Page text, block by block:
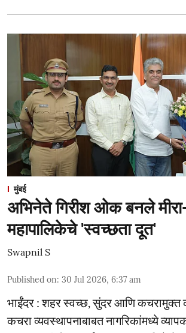
मुंबई
अभिनेते गिरीश ओक बनले
महापालिकेचे 'स्वच्छता दूत'
Swapnil S
Published on: 30 Jul 2026, 6:37 am
भाईंंदर : शहर स्वच्छ, सुंदर आणि कचरामुक्त
कचरा व्यवस्थापनाबाबत नागरिकांमध्ये